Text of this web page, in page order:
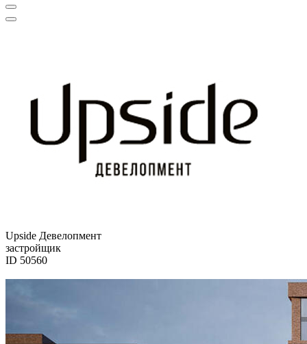
Upside Девелопмент
застройщик
ID 50560